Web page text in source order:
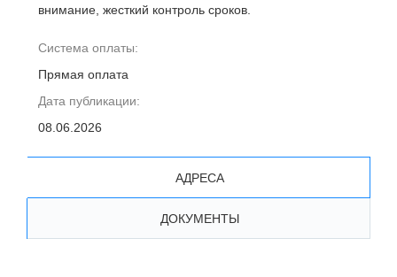
внимание, жесткий контроль сроков.
Система оплаты:
Прямая оплата
Дата публикации:
08.06.2026
АДРЕСА
ДОКУМЕНТЫ